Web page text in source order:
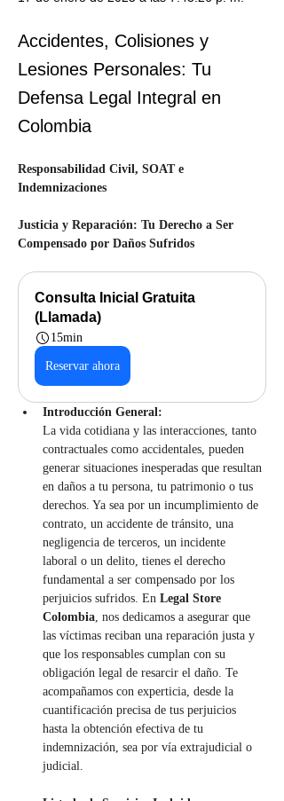
Accidentes, Colisiones y
Lesiones Personales: Tu
Defensa Legal Integral en
Colombia
Responsabilidad Civil, SOAT e
Indemnizaciones
Justicia y Reparación: Tu Derecho a Ser
Compensado por Daños Sufridos
Consulta Inicial Gratuita
(Llamada)
15min
Reservar ahora
Introducción General:
La vida cotidiana y las interacciones, tanto
contractuales como accidentales, pueden
generar situaciones inesperadas que resultan
en daños a tu persona, tu patrimonio o tus
derechos. Ya sea por un incumplimiento de
contrato, un accidente de tránsito, una
negligencia de terceros, un incidente
laboral o un delito, tienes el derecho
fundamental a ser compensado por los
perjuicios sufridos. En Legal Store
Colombia, nos dedicamos a asegurar que
las víctimas reciban una reparación justa y
que los responsables cumplan con su
obligación legal de resarcir el daño. Te
acompañamos con experticia, desde la
cuantificación precisa de tus perjuicios
hasta la obtención efectiva de tu
indemnización, sea por vía extrajudicial o
judicial.